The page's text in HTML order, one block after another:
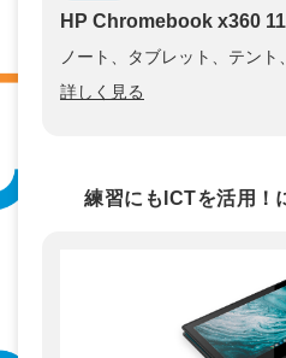
HP Chromebook x360
ノート、タブレット、テント
詳しく見る
練習にもICTを活用！